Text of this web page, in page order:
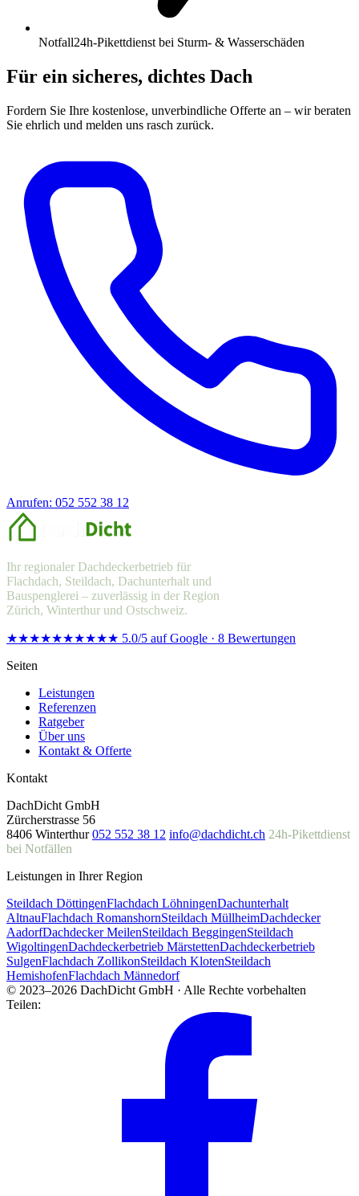
Notfall24h-Pikettdienst bei Sturm- & Wasserschäden
Für ein sicheres, dichtes Dach
Fordern Sie Ihre kostenlose, unverbindliche Offerte an – wir beraten
Sie ehrlich und melden uns rasch zurück.
Anrufen: 052 552 38 12
Ihr regionaler Dachdeckerbetrieb für
Flachdach, Steildach, Dachunterhalt und
Bauspenglerei – zuverlässig in der Region
Zürich, Winterthur und Ostschweiz.
★★★★★★★★★★ 5.0/5 auf Google · 8 Bewertungen
Seiten
Leistungen
Referenzen
Ratgeber
Über uns
Kontakt & Offerte
Kontakt
DachDicht GmbH
Zürcherstrasse 56
8406 Winterthur 052 552 38 12 info@dachdicht.ch 24h-Pikettdienst
bei Notfällen
Leistungen in Ihrer Region
Steildach DöttingenFlachdach LöhningenDachunterhalt
AltnauFlachdach RomanshornSteildach MüllheimDachdecker
AadorfDachdecker MeilenSteildach BeggingenSteildach
WigoltingenDachdeckerbetrieb MärstettenDachdeckerbetrieb
SulgenFlachdach ZollikonSteildach KlotenSteildach
HemishofenFlachdach Männedorf
© 2023–2026 DachDicht GmbH · Alle Rechte vorbehalten
Teilen: